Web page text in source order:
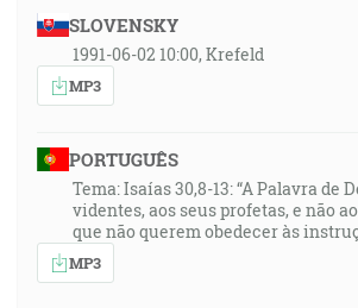
SLOVENSKY
1991-06-02 10:00, Krefeld
MP3
PORTUGUÊS
Tema: Isaías 30,8-13: “A Palavra de
videntes, aos seus profetas, e não
que não querem obedecer às
MP3